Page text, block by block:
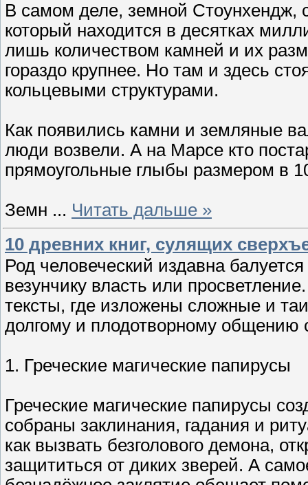
В самом деле, земной Стоунхендж,
который находится в десятках
лишь количеством камней и их
гораздо крупнее. Но там и здесь
кольцевыми структурами.
Как появились камни и земляные
люди возвели. А на Марсе кто
прямоугольные глыбы размером в
Земн ... Читать дальше »
10 древних книг, сулящих
Род человеческий издавна
везунчику власть или
тексты, где изложены сложные и
долгому и плодотворному общению
1. Греческие магические папирусы
Греческие магические папирусы
собраны заклинания, гадания и
как вызвать безголового демона,
защититься от диких зверей. А